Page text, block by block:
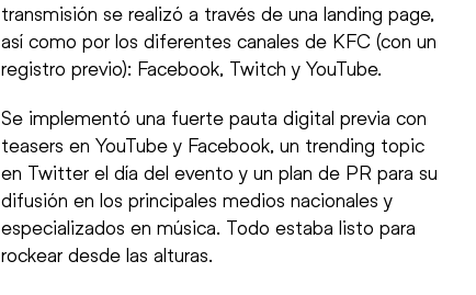
transmisión se realizó a través de una landing page,
así como por los diferentes canales de KFC (con un
registro previo): Facebook, Twitch y YouTube.
Se implementó una fuerte pauta digital previa con
teasers en YouTube y Facebook, un trending topic
en Twitter el día del evento y un plan de PR para su
difusión en los principales medios nacionales y
especializados en música. Todo estaba listo para
rockear desde las alturas.